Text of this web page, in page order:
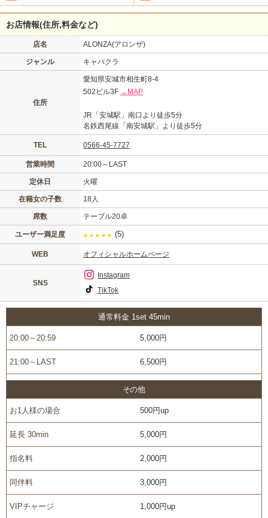
お店情報(住所,料金など)
店名 ALONZA(アロンザ)
ジャンル キャバクラ
住所
愛知県安城市相生町8-4
502ビル3F →MAP
JR「安城駅」南口より徒歩5分
名鉄西尾線「南安城駅」より徒歩5分
TEL 0566-45-7727
営業時間 20:00～LAST
定休日 火曜
在籍女の子数 18人
席数 テーブル20卓
ユーザー満足度 ★ ★ ★ ★ ★ (5)
WEB オフィシャルホームページ
SNS
Instagram
TikTok
通常料金 1set 45min
20:00～20:59 5,000円
21:00～LAST 6,500円
その他
お1人様の場合 500円up
延長 30min 5,000円
指名料 2,000円
同伴料 3,000円
VIPチャージ 1,000円up